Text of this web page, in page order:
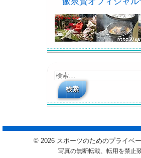
検
索:
© 2026 スポーツのためのプライベ
写真の無断転載、転用を禁止